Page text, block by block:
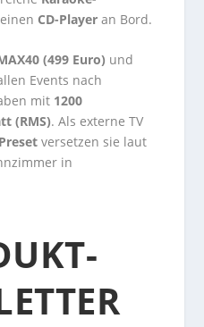
CD-Player an Bord.
(499 Euro) und
Events nach
mit 1200
(RMS). Als externe TV
versetzen sie laut
in